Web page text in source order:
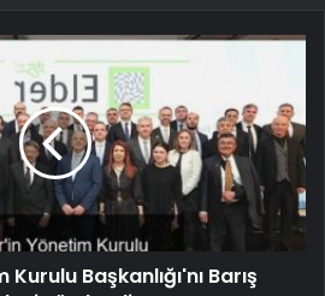
Başkanlığı'nı Barış